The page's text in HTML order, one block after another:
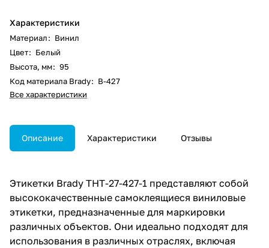
Характеристики
Материал: Винил
Цвет: Белый
Высота, мм: 95
Код материала Brady: В-427
Все характеристики
Описание Характеристики Отзывы
Этикетки Brady THT-27-427-1 представляют собой
высококачественные самоклеящиеся виниловые
этикетки, предназначенные для маркировки
различных объектов. Они идеально подходят для
использования в различных отраслях, включая